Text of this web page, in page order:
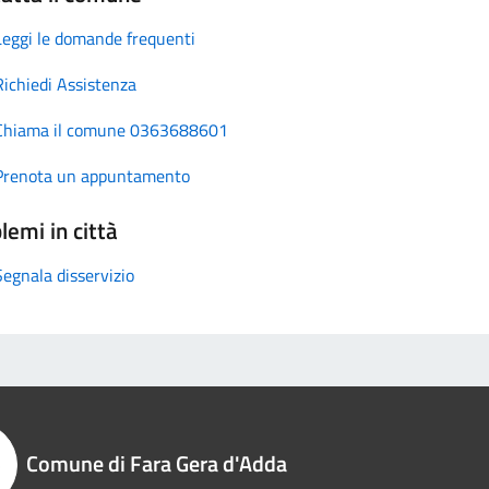
le domande frequenti
Assistenza
il comune 0363688601
un appuntamento
in città
disservizio
Comune di Fara Gera d'Adda